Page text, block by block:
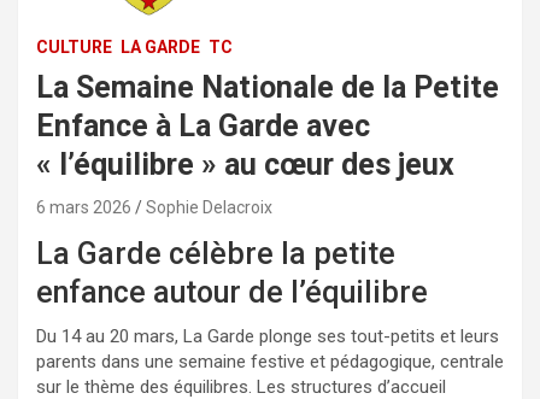
CULTURE LA GARDE TC
La Semaine Nationale de la Petite
Enfance à La Garde avec
« l’équilibre » au cœur des jeux
6 mars 2026 Sophie Delacroix
La Garde célèbre la petite
enfance autour de l’équilibre
Du 14 au 20 mars, La Garde plonge ses tout-petits et leurs
parents dans une semaine festive et pédagogique, centrale
sur le thème des équilibres. Les structures d’accueil